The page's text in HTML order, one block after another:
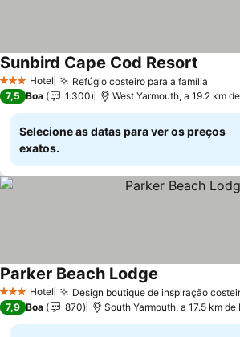
3 EstrelasHotel Refúgio costeiro para a família
Sunbird Cape Cod Resort
7,5 Boa 1.300 West Yarmouth, a 19.2 km
Selecione as datas para ver os preços
exatos.
3 EstrelasHotel Design boutique de inspiração
Parker Beach Lodge
7,9 Boa 870 South Yarmouth, a 17.5 km de